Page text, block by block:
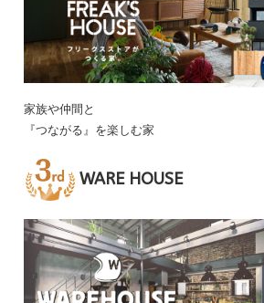
家族や仲間と
『つながる』を楽しむ家
WARE HOUSE